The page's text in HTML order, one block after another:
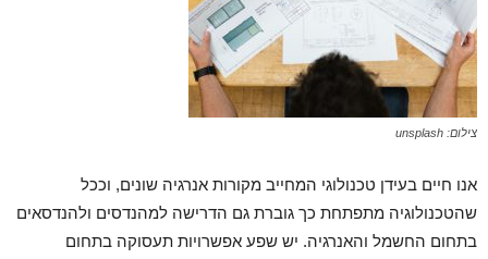
צילום: unsplash
אנו חיים בעידן טכנולוגי המחייב מקורות אנרגיה שונים, וככל
שהטכנולוגיה מתפתחת כך גוברת גם הדרישה למהנדסים ולהנדסאים
בתחום החשמל והאנרגיה. יש שפע אפשרויות תעסוקה בתחום